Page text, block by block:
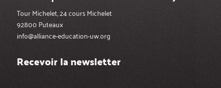
Tour Michelet, 24 cours Michelet
92800 Puteaux
info@alliance-education-uw.org
Recevoir la newsletter